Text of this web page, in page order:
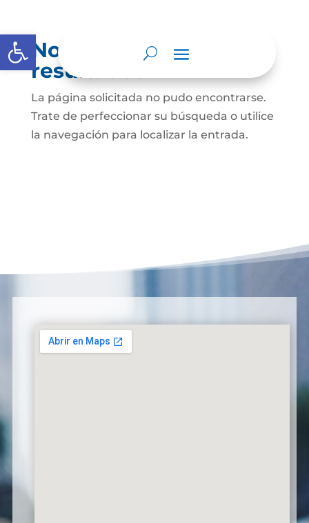
Abrir barra de herramientas
No se encontraron
resultados
La página solicitada no pudo encontrarse.
Trate de perfeccionar su búsqueda o utilice
la navegación para localizar la entrada.